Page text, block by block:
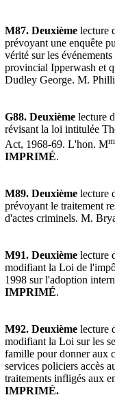
M87. Deuxième lecture
prévoyant une enquête
vérité sur les
provincial Ipperwash et
Dudley George. M.
G88. Deuxième lecture
révisant la loi intitulée
Act, 1968-69. L'hon. M
IMPRIMÉ.
M89. Deuxième lecture
prévoyant le traitement
d'actes criminels. M.
M91. Deuxième lecture
modifiant la Loi de
1998 sur l'adoption
IMPRIMÉ.
M92. Deuxième lecture
modifiant la Loi sur les
famille pour donner aux
services policiers accès
traitements infligés aux
IMPRIMÉ.